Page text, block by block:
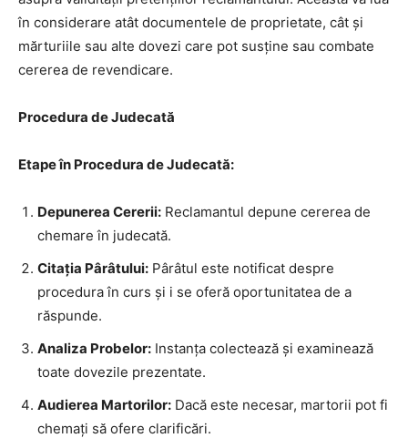
în considerare atât documentele de proprietate, cât și
mărturiile sau alte dovezi care pot susține sau combate
cererea de revendicare.
Procedura de Judecată
Etape în Procedura de Judecată:
Depunerea Cererii: Reclamantul depune cererea de
chemare în judecată.
Citația Pârâtului: Pârâtul este notificat despre
procedura în curs și i se oferă oportunitatea de a
răspunde.
Analiza Probelor: Instanța colectează și examinează
toate dovezile prezentate.
Audierea Martorilor: Dacă este necesar, martorii pot fi
chemați să ofere clarificări.